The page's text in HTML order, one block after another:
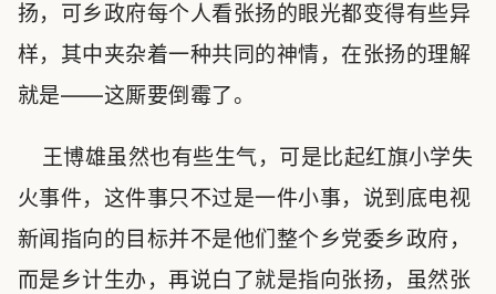
扬，可乡政府每个人看张扬的眼光都变得有些异
样，其中夹杂着一种共同的神情，在张扬的理解
就是——这厮要倒霉了。
王博雄虽然也有些生气，可是比起红旗小学失
火事件，这件事只不过是一件小事，说到底电视
新闻指向的目标并不是他们整个乡党委乡政府，
而是乡计生办，再说白了就是指向张扬，虽然张